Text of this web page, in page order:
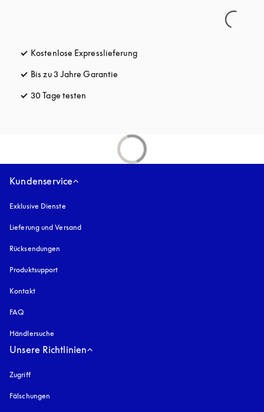
Kostenlose Expresslieferungöffnet sich in einem neuen Tab
Bis zu 3 Jahre Garantie
30 Tage testen
Kundenservice
Exklusive Dienste
Lieferung und Versand
Rücksendungen
Produktsupport
Kontakt
FAQ
Händlersuche
Unsere Richtlinien
Zugrifföffnet sich in einem neuen Tab
Fälschungen